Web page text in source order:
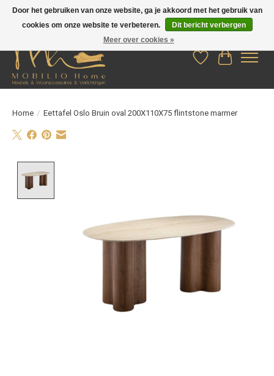
Verlanglijst
Home / Eettafel Oslo Bruin oval 200X110X75 flintstone marmer
Door het gebruiken van onze website, ga je akkoord met het gebruik van
cookies om onze website te verbeteren.
Dit bericht verbergen
Meer over cookies »